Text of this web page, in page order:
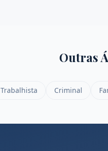
Outras
Trabalhista Criminal